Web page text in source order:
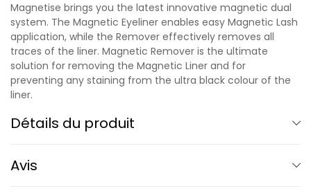
Magnetise brings you the latest innovative magnetic dual
system. The Magnetic Eyeliner enables easy Magnetic Lash
application, while the Remover effectively removes all
traces of the liner. Magnetic Remover is the ultimate
solution for removing the Magnetic Liner and for
preventing any staining from the ultra black colour of the
liner.
Détails du produit
Avis